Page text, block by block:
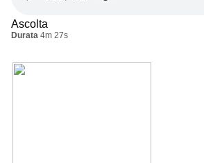
Ascolta
Durata 4m 27s